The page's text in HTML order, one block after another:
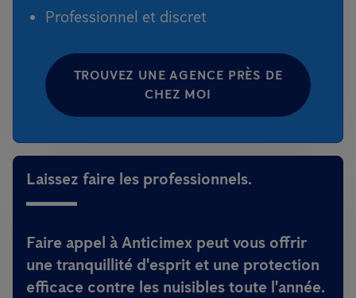
Professionnel et discret
TROUVEZ UNE AGENCE PRÈS DE
CHEZ MOI
Laissez faire les professionnels.
Faire appel à Anticimex peut vous offrir
une tranquillité d'esprit et une protection
efficace contre les nuisibles toute l'année.